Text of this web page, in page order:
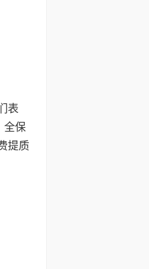
表
全保
提质